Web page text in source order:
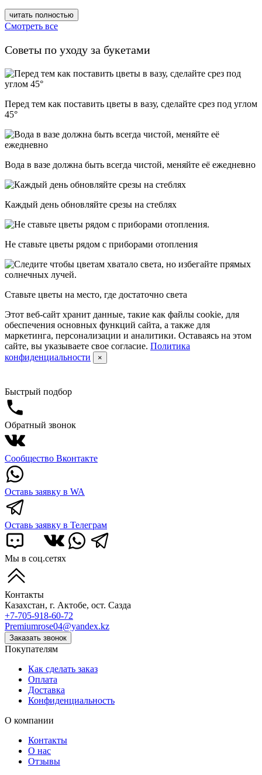
читать полностью
Смотреть все
Советы по уходу за букетами
Перед тем как поставить цветы в вазу, сделайте срез под углом
45°
Вода в вазе должна быть всегда чистой, меняйте её ежедневно
Каждый день обновляйте срезы на стеблях
Не ставьте цветы рядом с приборами отопления
Ставьте цветы на место, где достаточно света
Этот веб-сайт хранит данные, такие как файлы cookie, для
обеспечения основных функций сайта, а также для
маркетинга, персонализации и аналитики. Оставаясь на этом
сайте, вы указываете свое согласие. Политика
конфиденциальности
×
Быстрый подбор
Обратный звонок
Сообщество Вконтакте
Оставь заявку в WA
Оставь заявку в Телеграм
Мы в соц.сетях
Контакты
Казахстан, г. Актобе, ост. Сазда
+7-705-918-60-72
Premiumrose04@yandex.kz
Заказать звонок
Покупателям
Как сделать заказ
Оплата
Доставка
Конфиденциальность
О компании
Контакты
О нас
Отзывы